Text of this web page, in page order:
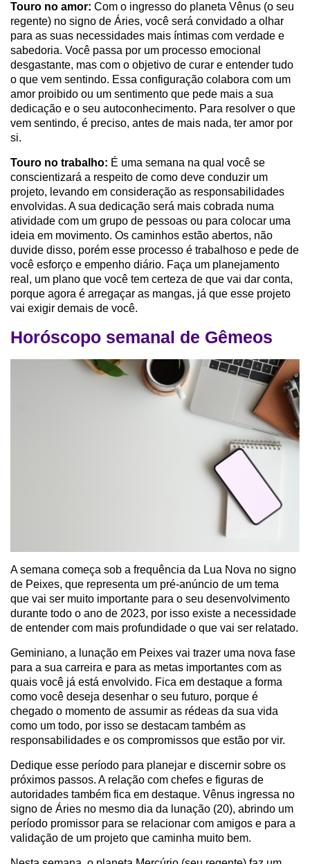
Touro no amor: Com o ingresso do planeta Vênus (o seu
regente) no signo de Áries, você será convidado a olhar
para as suas necessidades mais íntimas com verdade e
sabedoria. Você passa por um processo emocional
desgastante, mas com o objetivo de curar e entender tudo
o que vem sentindo. Essa configuração colabora com um
amor proibido ou um sentimento que pede mais a sua
dedicação e o seu autoconhecimento. Para resolver o que
vem sentindo, é preciso, antes de mais nada, ter amor por
si.
Touro no trabalho: É uma semana na qual você se
conscientizará a respeito de como deve conduzir um
projeto, levando em consideração as responsabilidades
envolvidas. A sua dedicação será mais cobrada numa
atividade com um grupo de pessoas ou para colocar uma
ideia em movimento. Os caminhos estão abertos, não
duvide disso, porém esse processo é trabalhoso e pede de
você esforço e empenho diário. Faça um planejamento
real, um plano que você tem certeza de que vai dar conta,
porque agora é arregaçar as mangas, já que esse projeto
vai exigir demais de você.
Horóscopo semanal de Gêmeos
A semana começa sob a frequência da Lua Nova no signo
de Peixes, que representa um pré-anúncio de um tema
que vai ser muito importante para o seu desenvolvimento
durante todo o ano de 2023, por isso existe a necessidade
de entender com mais profundidade o que vai ser relatado.
Geminiano, a lunação em Peixes vai trazer uma nova fase
para a sua carreira e para as metas importantes com as
quais você já está envolvido. Fica em destaque a forma
como você deseja desenhar o seu futuro, porque é
chegado o momento de assumir as rédeas da sua vida
como um todo, por isso se destacam também as
responsabilidades e os compromissos que estão por vir.
Dedique esse período para planejar e discernir sobre os
próximos passos. A relação com chefes e figuras de
autoridades também fica em destaque. Vênus ingressa no
signo de Áries no mesmo dia da lunação (20), abrindo um
período promissor para se relacionar com amigos e para a
validação de um projeto que caminha muito bem.